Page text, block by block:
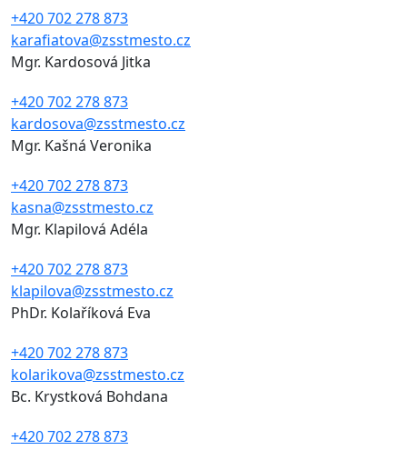
+420 702 278 873
karafiatova@zsstmesto.cz
Mgr. Kardosová Jitka
+420 702 278 873
kardosova@zsstmesto.cz
Mgr. Kašná Veronika
+420 702 278 873
kasna@zsstmesto.cz
Mgr. Klapilová Adéla
+420 702 278 873
klapilova@zsstmesto.cz
PhDr. Kolaříková Eva
+420 702 278 873
kolarikova@zsstmesto.cz
Bc. Krystková Bohdana
+420 702 278 873